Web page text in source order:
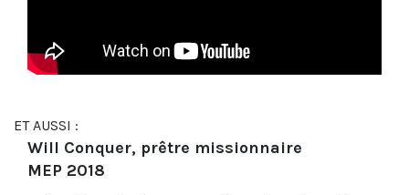
ET AUSSI :
Will Conquer, prêtre missionnaire
MEP 2018